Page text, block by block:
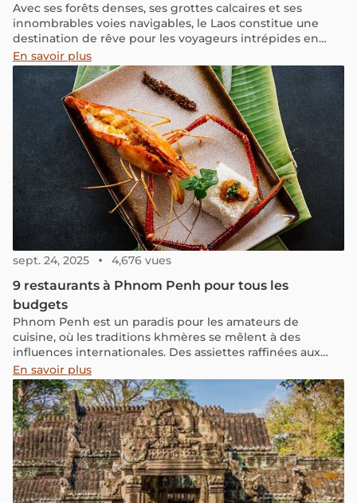
Avec ses forêts denses, ses grottes calcaires et ses
innombrables voies navigables, le Laos constitue une
destination de rêve pour les voyageurs intrépides en
quête d'un coin d'Asie hors des sentiers battus. Que ce
soit pour faire du kayak, du vélo, de l'escalade, de la
tyrolienne entre des cabanes dans les arbres ou pour
explorer les ruines d'un temple, vous pouvez choisir
votre propre aventure dans ce "pays du million
d'éléphants"
En savoir plus
sept. 24, 2025 4,676 vues
9 restaurants à Phnom Penh pour tous les
budgets
Phnom Penh est un paradis pour les amateurs de
cuisine, où les traditions khmères se mêlent à des
influences internationales. Des assiettes raffinées aux
repas simples et savoureux, la ville sait combler toutes les
envies, peu importe votre budget.
En savoir plus